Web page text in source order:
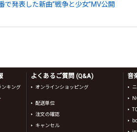
で発表した新曲“戦争と少女”MV公開
ンキング
よくあるご質問 (Q&A)
オンラインショッピング
配送単位
注文の確認
キャンセル
音